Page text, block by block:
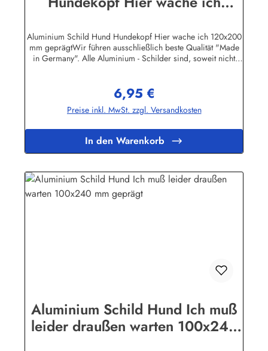
Aluminium Schild Hund Hundekopf Hier wache ich 120x200
mm geprägtWir führen ausschließlich beste Qualität "Made
in Germany". Alle Aluminium - Schilder sind, soweit nicht
Schilder- und Etikettenfabrik GmbH & Co. KGNeuer Weg 12
– 1642111 Wuppertalinfo@schilder-klar.de
Regulärer Preis:
6,95 €
Preise inkl. MwSt. zzgl. Versandkosten
In den Warenkorb
Aluminium Schild Hund Ich muß
leider draußen warten 100x240